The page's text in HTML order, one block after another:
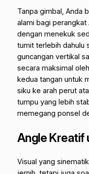
Tanpa gimbal, Anda
alami bagi perangkat
dengan menekuk
tumit terlebih dahulu
guncangan vertikal
secara maksimal
kedua tangan untuk
siku ke arah perut
tumpu yang lebih
memegang ponsel
Angle Kreatif
Visual yang